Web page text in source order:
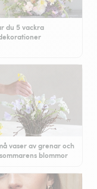
du 5 vackra
vaser av grenar och
blommor